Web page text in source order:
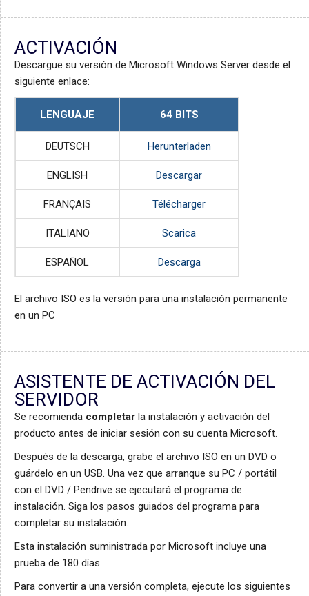
ACTIVACIÓN
Descargue su versión de Microsoft Windows Server desde el
siguiente enlace:
LENGUAJE 64 BITS
DEUTSCH Herunterladen
ENGLISH Descargar
FRANÇAIS Télécharger
ITALIANO Scarica
ESPAÑOL Descarga
El archivo ISO es la versión para una instalación permanente
en un PC
ASISTENTE DE ACTIVACIÓN DEL
SERVIDOR
Se recomienda completar la instalación y activación del
producto antes de iniciar sesión con su cuenta Microsoft.
Después de la descarga, grabe el archivo ISO en un DVD o
guárdelo en un USB. Una vez que arranque su PC / portátil
con el DVD / Pendrive se ejecutará el programa de
instalación. Siga los pasos guiados del programa para
completar su instalación.
Esta instalación suministrada por Microsoft incluye una
prueba de 180 días.
Para convertir a una versión completa, ejecute los siguientes